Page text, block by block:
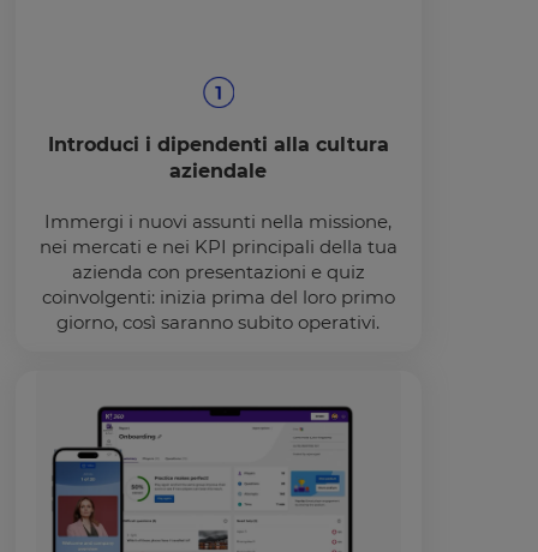
Introduci i dipendenti alla cultura
aziendale
Immergi i nuovi assunti nella missione,
nei mercati e nei KPI principali della tua
azienda con presentazioni e quiz
coinvolgenti: inizia prima del loro primo
giorno, così saranno subito operativi.